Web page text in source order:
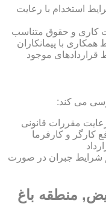
استخدام با رعایت
کاری و حقوق متناسب
همکاری با پیمانکاران
قراردادهای موجود
می کند:
مقررات قانونی
کارگر و کارفرما
شرایط جبران در صورت
منطقه باغ